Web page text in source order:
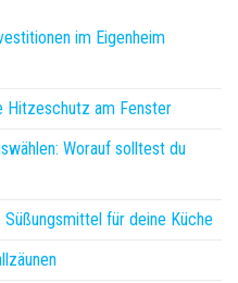
im Eigenheim
Hitzeschutz am Fenster
Worauf solltest du
für deine Küche